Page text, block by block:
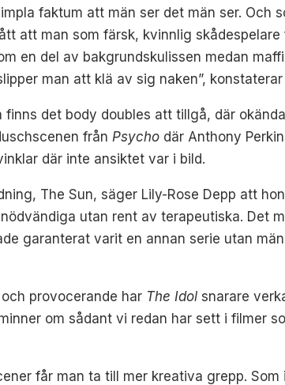
faktum att män ser det män ser. Och
att man som färsk, kvinnlig
en del av bakgrundskulissen medan
man att klä av sig naken”,
det body doubles att tillgå, där
frånPsycho där Anthony
där inte ansiktet var i bild.
The Sun, säger Lily-Rose Depp att
utan rent av terapeutiska. Det
garanterat varit en annan serie utan
provocerande har The Idol snarare
om sådant vi redan har sett i filmer
får man ta till mer kreativa grepp. Som i